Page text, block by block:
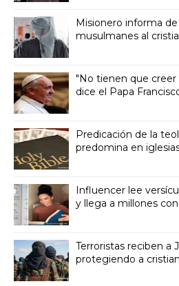
Misionero informa
musulmanes al
"No tienen que creer
dice el Papa
Predicación de la
predomina en
Influencer lee
y llega a millones con
Terroristas reciben a
protegiendo a